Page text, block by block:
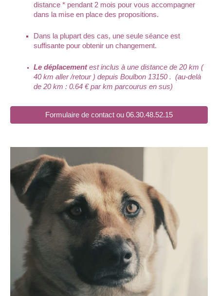
distance * pendant 2 mois pour vous accompagner
dans la mise en place des propositions.
Dans la plupart des cas, une seule séance est
suffisante pour obtenir un changement.
Le déplacementest inclus à une distance de 20 km (
40 km aller /retour ) depuis Boulbon 13150 . (au-delà
de 20 km : 0.64 € par km parcourus en sus)
Formulaire de contact ou 06.30.48.52.15